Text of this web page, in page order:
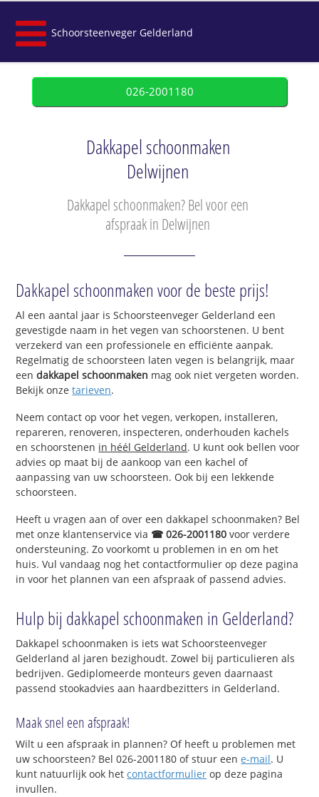
Schoorsteenveger Gelderland
026-2001180
Dakkapel schoonmaken
Delwijnen
Dakkapel schoonmaken? Bel voor een
afspraak in Delwijnen
Dakkapel schoonmaken voor de beste prijs!
Al een aantal jaar is Schoorsteenveger Gelderland een
gevestigde naam in het vegen van schoorstenen. U bent
verzekerd van een professionele en efficiënte aanpak.
Regelmatig de schoorsteen laten vegen is belangrijk, maar
eendakkapel schoonmaken mag ook niet vergeten worden.
Bekijk onzetarieven.
Neem contact op voor het vegen, verkopen, installeren,
repareren, renoveren, inspecteren, onderhouden kachels
en schoorstenen in héél Gelderland. U kunt ook bellen voor
advies op maat bij de aankoop van een kachel of
aanpassing van uw schoorsteen. Ook bij een lekkende
schoorsteen.
Heeft u vragen aan of over een dakkapel schoonmaken? Bel
met onze klantenservice via ☎ 026-2001180 voor verdere
ondersteuning. Zo voorkomt u problemen in en om het
huis. Vul vandaag nog het contactformulier op deze pagina
in voor het plannen van een afspraak of passend advies.
Hulp bij dakkapel schoonmaken in Gelderland?
Dakkapel schoonmaken is iets wat Schoorsteenveger
Gelderland al jaren bezighoudt. Zowel bij particulieren als
bedrijven. Gediplomeerde monteurs geven daarnaast
passend stookadvies aan haardbezitters in Gelderland.
Maak snel een afspraak!
Wilt u een afspraak in plannen? Of heeft u problemen met
uw schoorsteen? Bel 026-2001180 of stuur eene-mail. U
kunt natuurlijk ook hetcontactformulier op deze pagina
invullen.